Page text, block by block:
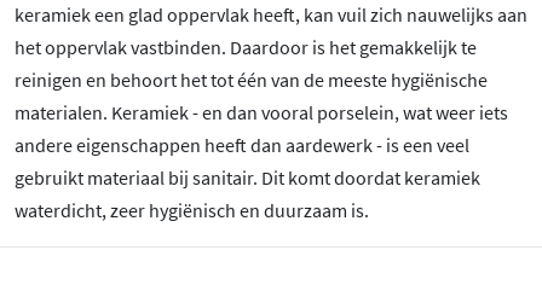
keramiek een glad oppervlak heeft, kan vuil zich nauwelijks aan
het oppervlak vastbinden. Daardoor is het gemakkelijk te
reinigen en behoort het tot één van de meeste hygiënische
materialen. Keramiek - en dan vooral porselein, wat weer iets
andere eigenschappen heeft dan aardewerk - is een veel
gebruikt materiaal bij sanitair. Dit komt doordat keramiek
waterdicht, zeer hygiënisch en duurzaam is.